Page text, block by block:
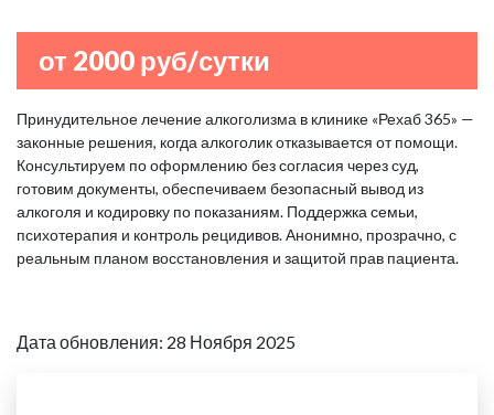
от 2000 руб/сутки
Принудительное лечение алкоголизма в клинике «Рехаб 365» —
законные решения, когда алкоголик отказывается от помощи.
Консультируем по оформлению без согласия через суд,
готовим документы, обеспечиваем безопасный вывод из
алкоголя и кодировку по показаниям. Поддержка семьи,
психотерапия и контроль рецидивов. Анонимно, прозрачно, с
реальным планом восстановления и защитой прав пациента.
Дата обновления: 28 Ноября 2025